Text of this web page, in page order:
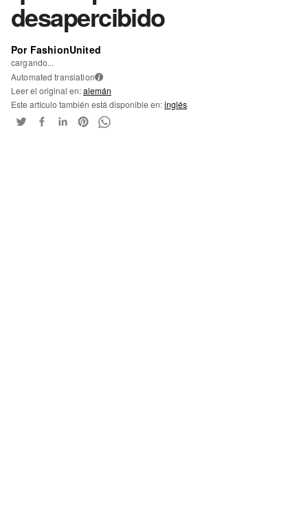
desapercibido
Por FashionUnited
cargando...
Automated translation i
Leer el original en:alemán
Este artículo también está disponible en:inglés